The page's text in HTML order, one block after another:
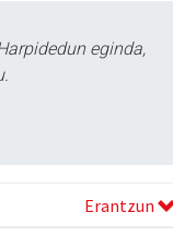
eginda,
Erantzun